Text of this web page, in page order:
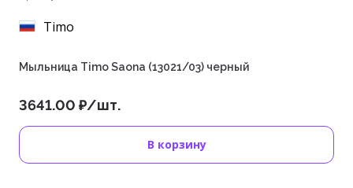
Timo
Мыльница Timo Saona (13021/03) черный
3641.00 ₽/шт.
В корзину